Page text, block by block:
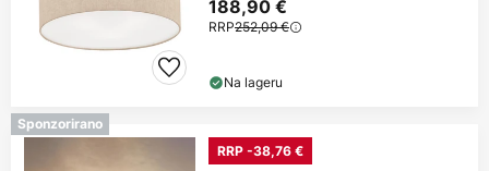
188,90 €
RRP252,09 €
Na lageru
Sponzorirano
RRP -38,76 €